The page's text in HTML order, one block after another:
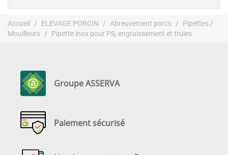
Accueil ELEVAGE PORCIN Abreuvement porcs
Pipettes /
Mouilleurs
Pipette inox pour PS, engraissement et truies
Groupe ASSERVA
Paiement sécurisé